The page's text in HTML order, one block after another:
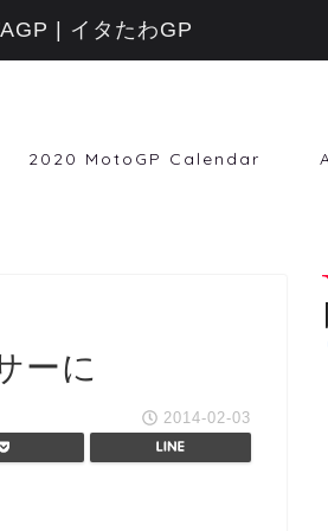
2020 MotoGP Calendar
ーに
2014-02-03
| イタたわGP